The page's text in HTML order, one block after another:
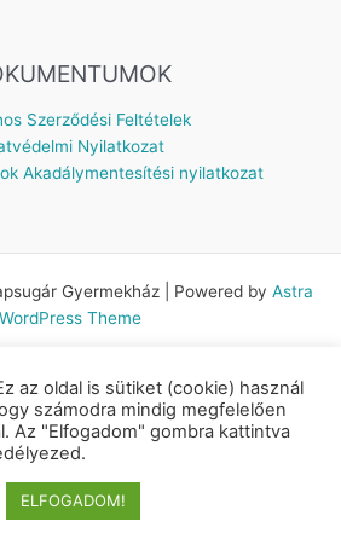
Szerződési Feltételek
Nyilatkozat
Akadálymentesítési nyilatkozat
Gyermekház | Powered by Astra
WordPress Theme
az oldal is sütiket (cookie) használ
számodra mindig megfelelően
Az "Elfogadom" gombra kattintva
ELFOGADOM!